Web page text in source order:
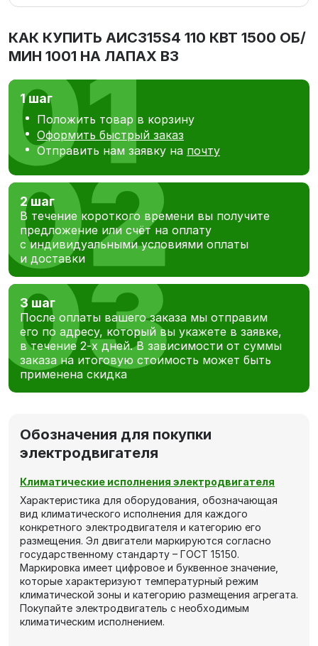
КАК КУПИТЬ АИС315S4 110 КВТ 1500 ОБ/
МИН 1001 НА ЛАПАХ В3
1 шаг
Положить товар в корзину
Оформить быстрый заказ
Отправить нам заявку на почту
2 шаг
В течение короткого времени вы получите
предложение или счёт на оплату
с индивидуальными условиями оплаты
и доставки
3 шаг
После оплаты вашего заказа мы отправим
его по адресу, который вы укажете в заявке,
в течение 2-х дней. В зависимости от суммы
заказа на итоговую стоимость может быть
применена скидка
Обозначения для покупки
электродвигателя
Климатические исполнения электродвигателя
Характеристика для оборудования, обозначающая
вид климатического исполнения для каждого
конкретного электродвигателя и категорию его
размещения. Эл двигатели маркируются согласно
государственному стандарту – ГОСТ 15150.
Маркировка имеет цифровое и буквенное значение,
которые характеризуют температурный режим
климатической зоны и категорию размещения агрегата.
Покупайте электродвигатель с необходимым
климатическим исполнением.